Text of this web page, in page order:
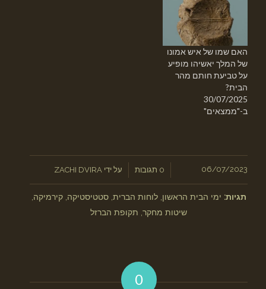
האם שמו של איש אמונו
של המלך יאשיהו מופיע
על טביעת חותם מהר
הבית?
30/07/2025
ב-"ממצאים"
06/07/2023
/ 0 תגובות על ידי ZACHI DVIRA
תגיות: ימי הבית הראשון ,לוחות הברית ,סטטיסטיקה ,קירמיקה
שיטות מחקר, תקופת הברזל
0